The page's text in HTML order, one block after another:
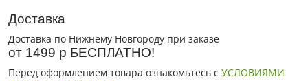
Доставка
Доставка по Нижнему Новгороду при заказе
от 1499 р БЕСПЛАТНО!
Перед оформлением товара ознакомьтесь с УСЛОВИЯМИ